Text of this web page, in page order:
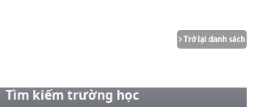
Tìm kiếm trường học